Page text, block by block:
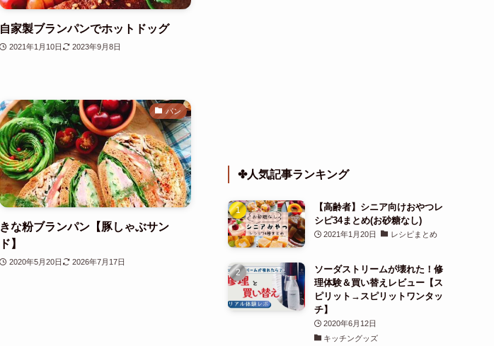
自家製ブランパンでホットドッグ
2021年1月10日 2023年9月8日
パン
きな粉ブランパン【豚しゃぶサン
ド】
2020年5月20日 2026年7月17日
✤人気記事ランキング
【高齢者】シニア向けおやつレ
シピ34まとめ(お砂糖なし)
2021年1月20日 レシピまとめ
ソーダストリームが壊れた！修
理体験＆買い替えレビュー【ス
ピリット→スピリットワンタッ
チ】
2020年6月12日
キッチングッズ